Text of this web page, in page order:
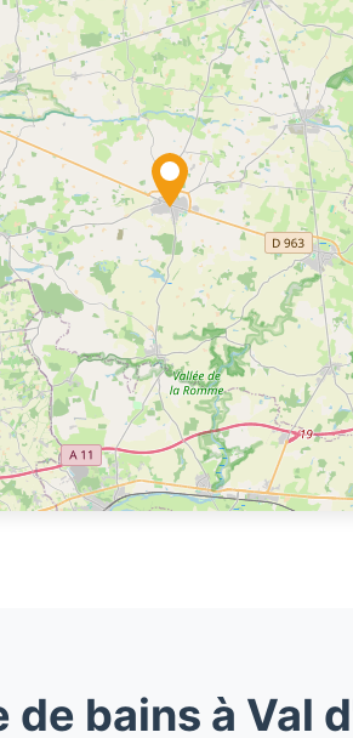
de bains à Val